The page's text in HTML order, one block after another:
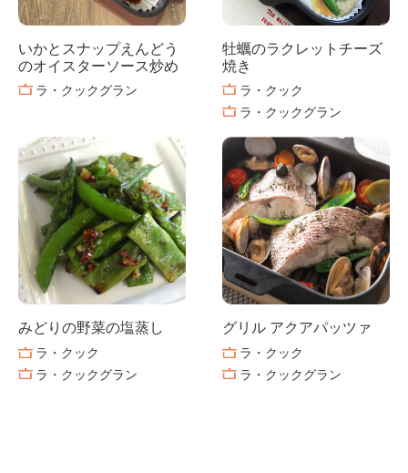
いかとスナップえんどう
のオイスターソース炒め
ラ・クックグラン
牡蠣のラクレットチーズ
焼き
ラ・クック
ラ・クックグラン
みどりの野菜の塩蒸し
ラ・クック
ラ・クックグラン
グリル アクアパッツァ
ラ・クック
ラ・クックグラン